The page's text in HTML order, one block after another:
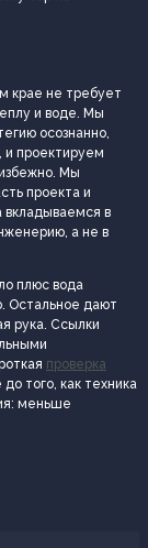
крае не требует
и воде. Мы
осознанно,
и проектируем
Мы
проекта и
вкладываемся в
а не в
плюс вода
Остальное дают
рука. Ссылки
проверка
того, как техника
меньше